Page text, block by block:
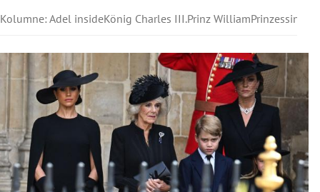
Untermenü
Kolumne: Adel insideKönig Charles III.Prinz WilliamPrinzessin